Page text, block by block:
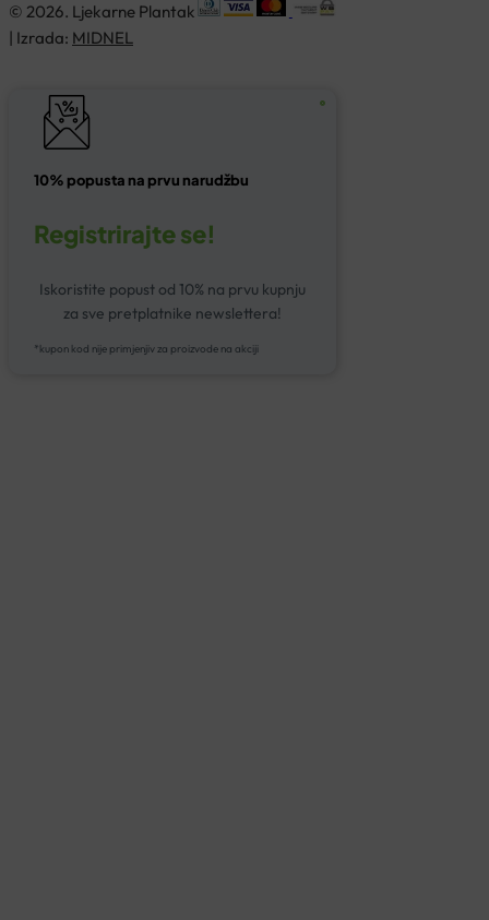
© 2026. Ljekarne Plantak
| Izrada: MIDNEL
10% popusta na prvu narudžbu
Registrirajte se!
Iskoristite popust od 10% na prvu kupnju
za sve pretplatnike newslettera!
*kupon kod nije primjenjiv za proizvode na akciji